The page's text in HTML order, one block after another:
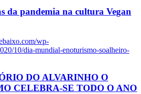
da pandemia na cultura Vegan
wp-
10/dia-mundial-enoturismo-soalheiro-
DO ALVARINHO O
CELEBRA-SE TODO O ANO